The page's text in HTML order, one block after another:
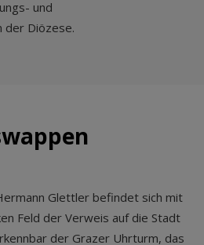
und
der Diözese.
Glettler befindet sich mit
Feld der Verweis auf die Stadt
der Grazer Uhrturm, das